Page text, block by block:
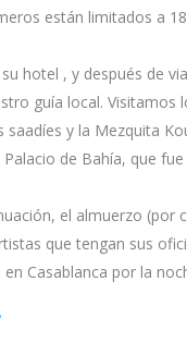
están limitados a
su hotel , y después de
guía local. Visitamos
saadíes y la Mezquita
Palacio de Bahía, que
el almuerzo (por
que tengan sus
Casablanca por la